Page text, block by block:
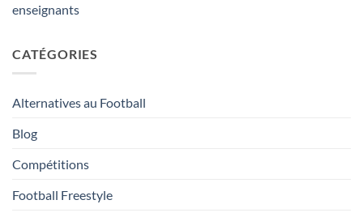
enseignants
CATÉGORIES
Alternatives au Football
Blog
Compétitions
Football Freestyle